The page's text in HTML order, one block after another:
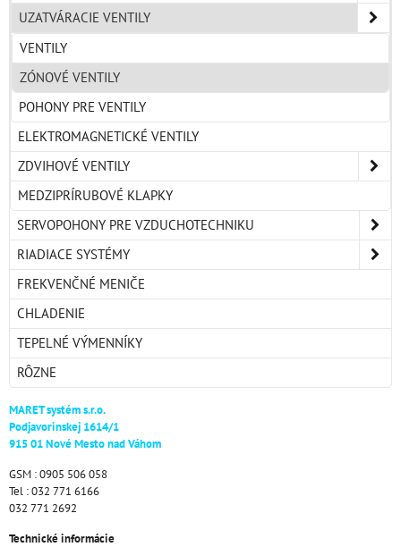
UZATVÁRACIE VENTILY
VENTILY
ZÓNOVÉ VENTILY
POHONY PRE VENTILY
ELEKTROMAGNETICKÉ VENTILY
ZDVIHOVÉ VENTILY
MEDZIPRÍRUBOVÉ KLAPKY
SERVOPOHONY PRE VZDUCHOTECHNIKU
RIADIACE SYSTÉMY
FREKVENČNÉ MENIČE
CHLADENIE
TEPELNÉ VÝMENNÍKY
RÔZNE
MARET systém s.r.o.
Podjavorinskej 1614/1
915 01 Nové Mesto nad Váhom
GSM : 0905 506 058
Tel : 032 771 6166
032 771 2692
Technické informácie